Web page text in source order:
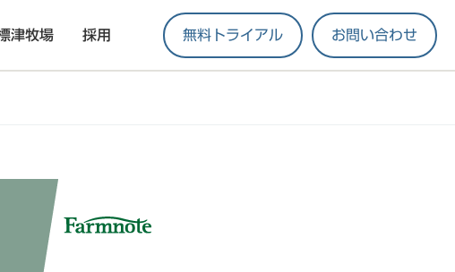
津牧場 採用 無料トライアル お問い合わせ